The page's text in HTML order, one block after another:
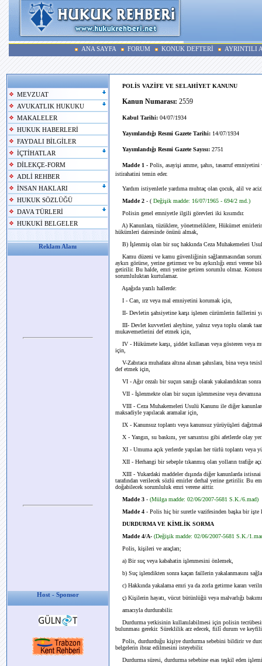
ANA SAYFA FORUM KONUK DEFTERİ AYRINTILI
MEVZUAT
AVUKATLIK HUKUKU
MAKALELER
HUKUK HABERLERİ
FAYDALI BİLGİLER
İÇTİHATLAR
DİLEKÇE-FORM
ADLİ REHBER
İNSAN HAKLARI
HUKUK SÖZLÜĞÜ
DAVA TÜRLERİ
HUKUKİ BELGELER
Reklam Alanı
Host - Sponsor
POLİS VAZİFE VE SELAHİYET KANUNU
Kanun Numarası: 2559
Kabul Tarihi: 04/07/1934
Yayımlandığı Resmi Gazete Tarihi: 14/07/1934
Yayımlandığı Resmi Gazete Sayısı: 2751
Madde 1 - Polis, asayişi amme, şahıs, tasarruf emniyetini
istirahatini temin eder.
Yardım istiyenlerle yardıma muhtaç olan çocuk, alil ve
Madde 2 - ( Değişik madde: 16/07/1965 - 694/2 md.)
Polisin genel emniyetle ilgili görevleri iki kısımdır.
A) Kanunlara, tüzüklere, yönetmeliklere, Hükümet
hükümleri dairesinde önünü almak,
B) İşlenmiş olan bir suç hakkında Ceza Muhakemeleri
Kamu düzeni ve kamu güvenliğinin sağlanmasından
aykırı görürse, yerine getirmez ve bu aykırılığı emri verene
getirilir. Bu halde, emri yerine getiren sorumlu olmaz.
sorumluluktan kurtulamaz.
Aşağıda yazılı hallerde:
I - Can, ırz veya mal emniyetini korumak için,
II- Devletin şahsiyetine karşı işlenen cürümlerin faillerini
III- Devlet kuvvetleri aleyhine, yalnız veya toplu olarak
mukavemetlerini def etmek için,
IV - Hükümete karşı, şiddet kullanan veya gösteren veya
için,
V-Zabıtaca muhafaza altına alınan şahıslara, bina veya
def etmek için,
VI - Ağır cezalı bir suçun sanığı olarak yakalandıktan
VII - İşlenmekte olan bir suçun işlenmesine veya
VIII - Ceza Muhakemeleri Usulü Kanunu ile diğer
maksadiyle yapılacak aramalar için,
IX - Kanunsuz toplantı veya kanunsuz yürüyüşleri
X - Yangın, su baskını, yer sarsıntısı gibi afetlerde olay
XI - Umuma açık yerlerde yapılan her türlü toplantı veya
XII - Herhangi bir sebeple tıkanmış olan yolların trafiğe
XIII - Yukardaki maddeler dışında diğer kanunlarda
tarafından verilecek sözlü emirler derhal yerine getirilir. Bu
doğabilecek sorumluluk emri verene aittir.
Madde 3 - (Mülga madde: 02/06/2007-5681 S.K./6.mad)
Madde 4 - Polis hiç bir suretle vazifesinden başka bir işte
DURDURMA VE KİMLİK SORMA
Madde 4/A- (Değişik madde: 02/06/2007-5681 S.K./
Polis, kişileri ve araçları;
a) Bir suç veya kabahatin işlenmesini önlemek,
b) Suç işlendikten sonra kaçan faillerin yakalanmasını
c) Hakkında yakalama emri ya da zorla getirme kararı
ç) Kişilerin hayatı, vücut bütünlüğü veya malvarlığı
amacıyla durdurabilir.
Durdurma yetkisinin kullanılabilmesi için polisin
bulunması gerekir. Süreklilik arz edecek, fiilî durum ve
Polis, durdurduğu kişiye durdurma sebebini bildirir ve
belgelerin ibraz edilmesini isteyebilir.
Durdurma süresi, durdurma sebebine esas teşkil eden